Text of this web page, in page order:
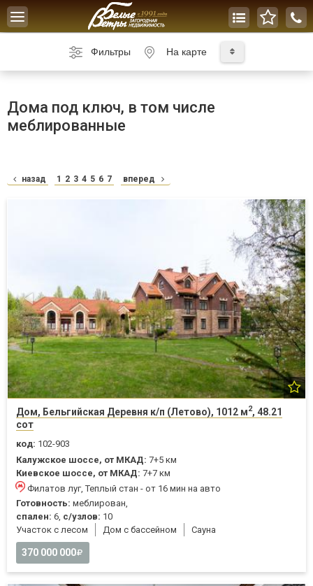
Toggle
navigation
Фильтры На карте
Дома под ключ, в том числе
меблированные
назад 1 2 3 4 5 6 7 вперед
Дом, Бельгийская Деревня к/п (Летово), 1012 м2, 48.21
сот
код: 102-903
Калужское шоссе, от МКАД: 7+5 км
Киевское шоссе, от МКАД: 7+7 км
Филатов луг, Теплый стан - от 16 мин на авто
Готовность: меблирован,
спален: 6, с/узлов: 10
Участок с лесом
Дом с бассейном Cауна
370 000 000